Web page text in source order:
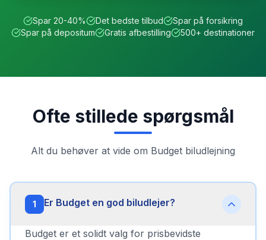
Spar 20-40% Det bedste tilbud
Spar på forsikring
Spar på depositum
Gratis afbestilling 500+ destinationer
Ofte stillede spørgsmål
Alt du behøver at vide om Budget biludlejning
1 Er Budget en god biludlejer?
Budget er et solidt valg for prisbevidste